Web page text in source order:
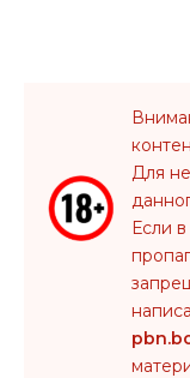
Для
Если